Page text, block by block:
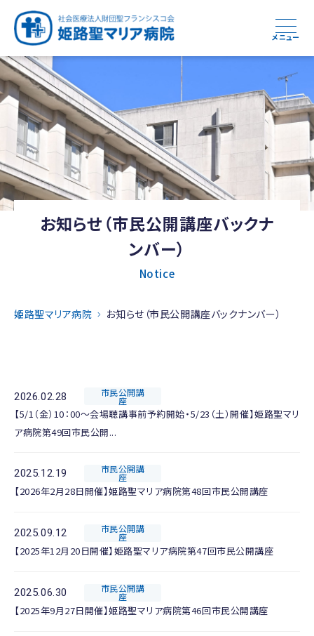
メニュー
お知らせ（市民公開講座バックナ
ンバー）
Notice
姫路聖マリア病院 お知らせ（市民公開講座バックナンバー）
2026.02.28 市民公開講
座
【5/1（金）10：00～会場聴講事前予約開始・5/23（土）開催】姫路聖マリ
ア病院第49回市民公開...
2025.12.19 市民公開講
座
【2026年2月28日開催】姫路聖マリア病院第48回市民公開講座
2025.09.12 市民公開講
座
【2025年12月20日開催】姫路聖マリア病院第47回市民公開講座
2025.06.30 市民公開講
座
【2025年9月27日開催】姫路聖マリア病院第46回市民公開講座